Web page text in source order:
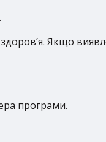
Якщо
програми.